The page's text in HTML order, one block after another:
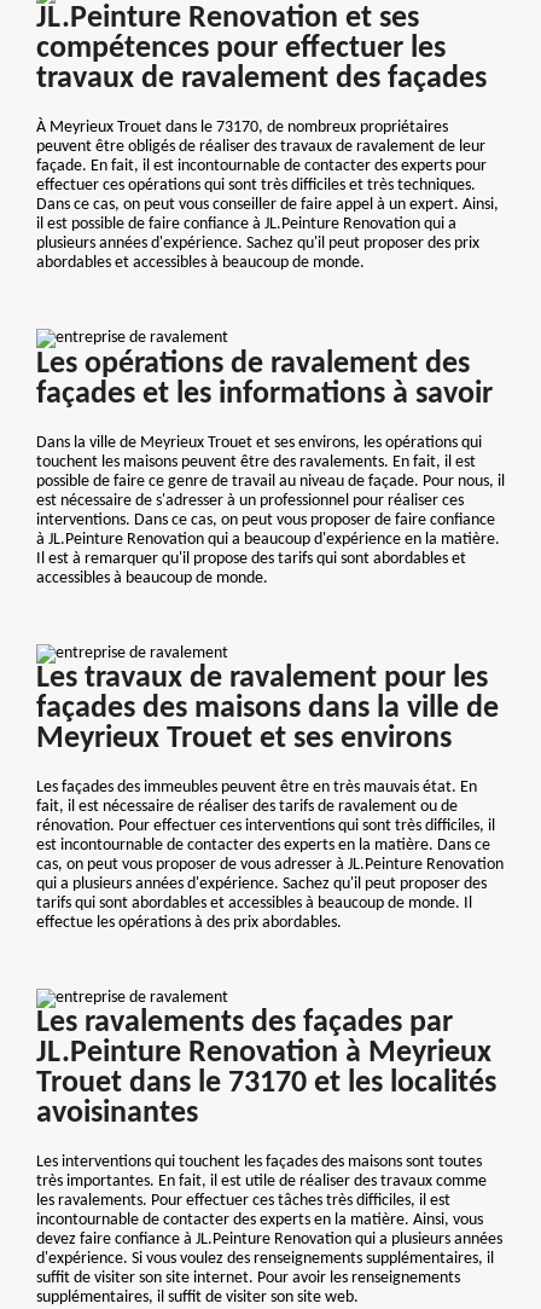
JL.Peinture Renovation et ses
compétences pour effectuer les
travaux de ravalement des façades
À Meyrieux Trouet dans le 73170, de nombreux propriétaires
peuvent être obligés de réaliser des travaux de ravalement de leur
façade. En fait, il est incontournable de contacter des experts pour
effectuer ces opérations qui sont très difficiles et très techniques.
Dans ce cas, on peut vous conseiller de faire appel à un expert. Ainsi,
il est possible de faire confiance à JL.Peinture Renovation qui a
plusieurs années d'expérience. Sachez qu'il peut proposer des prix
abordables et accessibles à beaucoup de monde.
Les opérations de ravalement des
façades et les informations à savoir
Dans la ville de Meyrieux Trouet et ses environs, les opérations qui
touchent les maisons peuvent être des ravalements. En fait, il est
possible de faire ce genre de travail au niveau de façade. Pour nous, il
est nécessaire de s'adresser à un professionnel pour réaliser ces
interventions. Dans ce cas, on peut vous proposer de faire confiance
à JL.Peinture Renovation qui a beaucoup d'expérience en la matière.
Il est à remarquer qu'il propose des tarifs qui sont abordables et
accessibles à beaucoup de monde.
Les travaux de ravalement pour les
façades des maisons dans la ville de
Meyrieux Trouet et ses environs
Les façades des immeubles peuvent être en très mauvais état. En
fait, il est nécessaire de réaliser des tarifs de ravalement ou de
rénovation. Pour effectuer ces interventions qui sont très difficiles, il
est incontournable de contacter des experts en la matière. Dans ce
cas, on peut vous proposer de vous adresser à JL.Peinture Renovation
qui a plusieurs années d'expérience. Sachez qu'il peut proposer des
tarifs qui sont abordables et accessibles à beaucoup de monde. Il
effectue les opérations à des prix abordables.
Les ravalements des façades par
JL.Peinture Renovation à Meyrieux
Trouet dans le 73170 et les localités
avoisinantes
Les interventions qui touchent les façades des maisons sont toutes
très importantes. En fait, il est utile de réaliser des travaux comme
les ravalements. Pour effectuer ces tâches très difficiles, il est
incontournable de contacter des experts en la matière. Ainsi, vous
devez faire confiance à JL.Peinture Renovation qui a plusieurs années
d'expérience. Si vous voulez des renseignements supplémentaires, il
suffit de visiter son site internet. Pour avoir les renseignements
supplémentaires, il suffit de visiter son site web.